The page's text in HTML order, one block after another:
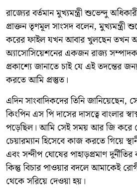
রাজ্যের বর্তমান মুখ্যমন্ত্রী শুভেন্দু
প্রাক্তন তৃণমূল সাংসদ বলেন, মুখ্যমন্ত্রী
করের ফাইল যখন আবার খুলছেন তখন
অ্যাসোসিয়েশনের একজন রাজ্য সম্পাদক
প্রকাশ্যে জানাতে চাই যে এই তদন্তের
করতে আমি প্রস্তুত।
এদিন সাংবাদিকদের তিনি জানিয়েছেন,
কিংপিন এস পি দাসের দাসত্বে বাংলার
পড়েছিল। আমি সেই সময় আর জি করে
চেয়ারম্যান হিসেবে কাজ করতে গিয়ে
এবং সন্দীপ ঘোষের পাহাড়প্রমাণ
কিন্তু বিচার পাওয়ার বদলে আমাকেই
থেকে সরিয়ে দেওয়া হয়।